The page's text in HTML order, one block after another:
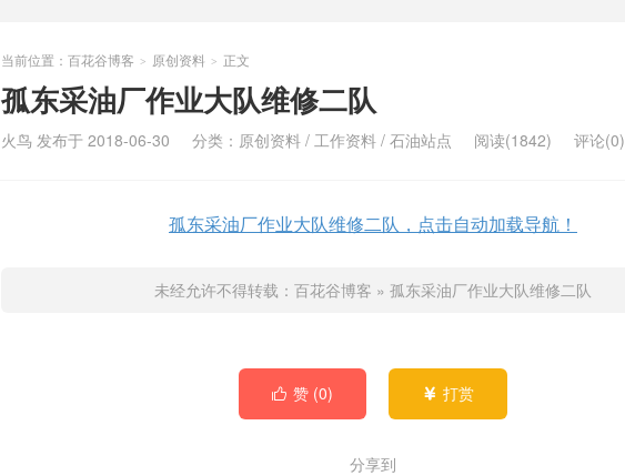
当前位置： 百花谷博客 > 原创资料 > 正文
孤东采油厂作业大队维修二队
火鸟 发布于 2018-06-30 分类： 原创资料 / 工作资料 / 石油站点 阅读(1842) 评论(0)
孤东采油厂作业大队维修二队，点击自动加载导航！
未经允许不得转载： 百花谷博客 » 孤东采油厂作业大队维修二队
 赞 (0)  打赏
分享到